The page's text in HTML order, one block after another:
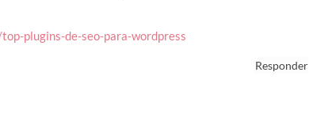
plugins-de-seo-para-wordpress
Responder